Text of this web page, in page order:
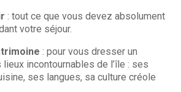
: tout ce que vous devez absolument
votre séjour.
: pour vous dresser un
lieux incontournables de l’île : ses
ses langues, sa culture créole